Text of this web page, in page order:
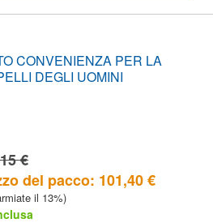
CONVENIENZA PER LA
DEGLI UOMINI
€
del pacco: 101,40 €
il 13%)